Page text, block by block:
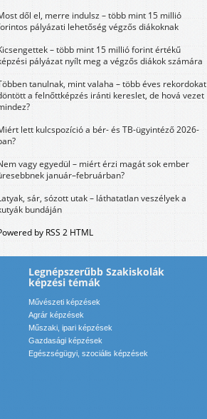
dől el, merre indulsz – több mint 15 millió
pályázati lehetőség végzős diákoknak
– több mint 15 millió forint értékű
pályázat nyílt meg a végzős diákok számára
tanulnak, mint valaha – több éves rekordokat
a felnőttképzés iránti kereslet, de hová vezet
lett kulcspozíció a bér- és TB-ügyintéző 2026-
vagy egyedül – miért érzi magát sok ember
január–februárban?
sár, sózott utak – láthatatlan veszélyek a
bundáján
by RSS 2 HTML
Legnépszerűbb Szakiskolák
képzési témák
Művészeti képzések
Agrár képzések
Műszaki, ipari képzések
Gazdasági képzések
Egészségügyi, szociális képzések